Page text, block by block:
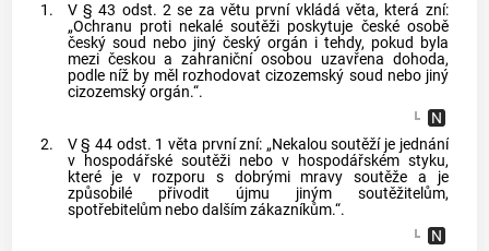
1.
V § 43 odst. 2 se za větu první vkládá věta, která zní:
„Ochranu proti nekalé soutěži poskytuje české osobě
český soud nebo jiný český orgán i tehdy, pokud byla
mezi českou a zahraniční osobou uzavřena dohoda,
podle níž by měl rozhodovat cizozemský soud nebo jiný
cizozemský orgán.“.
2.
V § 44 odst. 1 věta první zní: „Nekalou soutěží je jednání
v hospodářské soutěži nebo v hospodářském styku,
které je v rozporu s dobrými mravy soutěže a je
způsobilé přivodit újmu jiným soutěžitelům,
spotřebitelům nebo dalším zákazníkům.“.